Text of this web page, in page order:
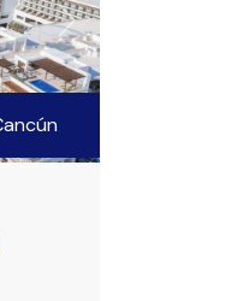
Next